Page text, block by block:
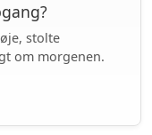
stolte
om morgenen.